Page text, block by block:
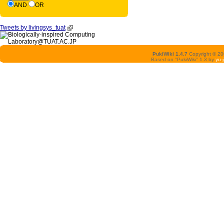
AND OR
Tweets by livingsys_tuat
PukiWiki 1.4.7 Copyright ©
Based on "PukiWiki" 1.3 by yu-ji